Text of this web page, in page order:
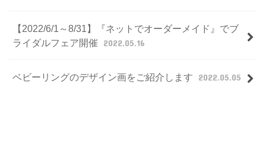
【2022/6/1～8/31】『ネットでオーダーメイド』でブ
ライダルフェア開催
2022.05.16
ベビーリングのデザイン画をご紹介します 2022.05.05